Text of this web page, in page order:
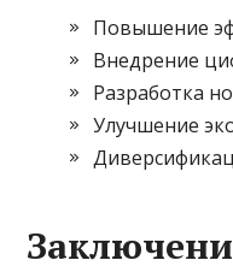
Повышение
Внедрение
Разработка
Улучшение